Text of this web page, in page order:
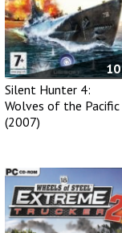
10
Silent Hunter 4:
Wolves of the Pacific
(2007)